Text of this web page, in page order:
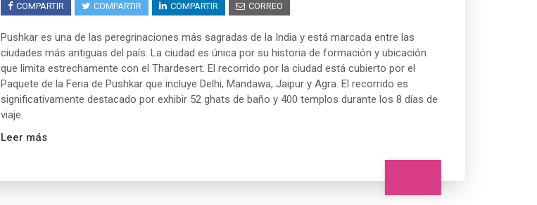
COMPARTIR COMPARTIR COMPARTIR CORREO
Pushkar es una de las peregrinaciones más sagradas de la India y está marcada entre las
ciudades más antiguas del país. La ciudad es única por su historia de formación y ubicación
que limita estrechamente con el Thardesert. El recorrido por la ciudad está cubierto por el
Paquete de la Feria de Pushkar que incluye Delhi, Mandawa, Jaipur y Agra. El recorrido es
significativamente destacado por exhibir 52 ghats de baño y 400 templos durante los 8 días de
viaje.
Leer más